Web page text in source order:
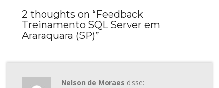
2 thoughts on “ Feedback
Treinamento SQL Server em
Araraquara (SP)”
Nelson de Moraes disse: